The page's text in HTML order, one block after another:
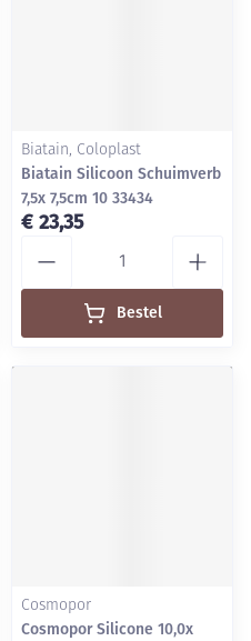
Biatain, Coloplast
Biatain Silicoon Schuimverb
7,5x 7,5cm 10 33434
€ 23,35
Bestel
Cosmopor
Cosmopor Silicone 10,0x